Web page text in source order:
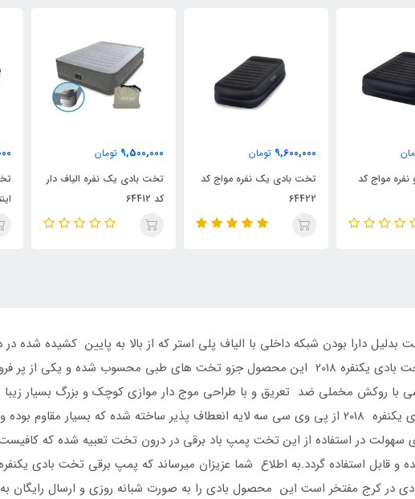
نفره مواج کد
9,500,000 تومان
تخت بادی یک نفره الیاف دار
کد 64412
11,200,000 تومان
تخت بادی دو نفره الیاف دار
اینتکس
اینتکس.این تخت بدلیل دارا بودن شبکه داخلی با الیاف پلی استر که از بالا به پایین
بدلیل وجود این تکنولوژی در ساخت تخت بادی یکنفره 2018 این محصول جزو تخت های
با رویه پی وی سی با روکش مخملی ضد تعریق و با طراحی موج دار موازی کوچک و بزرگ
سهولت در استفاده از این تخت پمپ باد برقی در درون تخت تعبیه شده که
در کرج مفتخر است این محصول بادی را به صورت شبانه روزی و ارسال رایگان به